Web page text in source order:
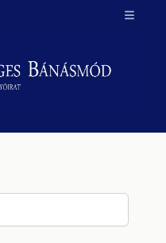
Open